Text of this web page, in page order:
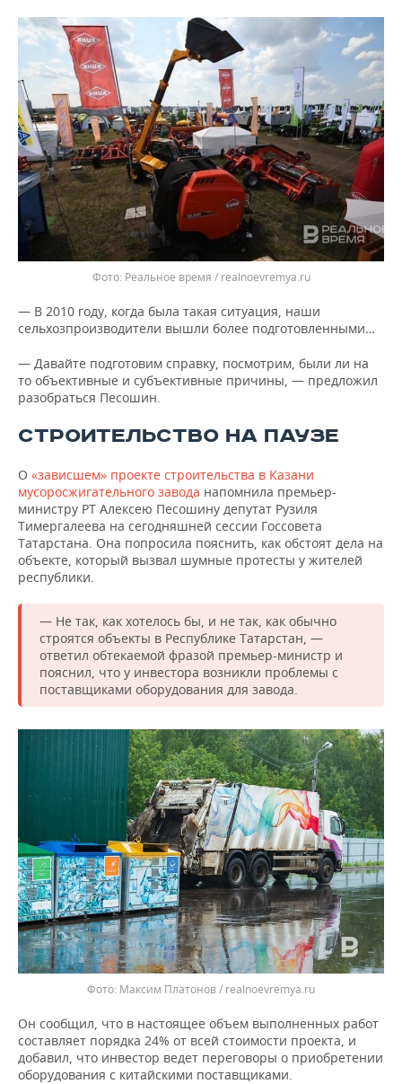
Реальное время / realnoevremya.ru
— В 2010 году, когда была такая ситуация, наши
сельхозпроизводители вышли более подготовленными…
— Давайте подготовим справку, посмотрим, были ли на
то объективные и субъективные причины, — предложил
разобраться Песошин.
СТРОИТЕЛЬСТВО НА ПАУЗЕ
О «зависшем» проекте строительства в Казани
мусоросжигательного завода напомнила премьер-
министру РТ Алексею Песошину депутат Рузиля
Тимергалеева на сегодняшней сессии Госсовета
Татарстана. Она попросила пояснить, как обстоят дела на
объекте, который вызвал шумные протесты у жителей
республики.
— Не так, как хотелось бы, и не так, как обычно
строятся объекты в Республике Татарстан, —
ответил обтекаемой фразой премьер-министр и
пояснил, что у инвестора возникли проблемы с
поставщиками оборудования для завода.
Максим Платонов / realnoevremya.ru
Он сообщил, что в настоящее объем выполненных работ
составляет порядка 24% от всей стоимости проекта, и
добавил, что инвестор ведет переговоры о приобретении
оборудования с китайскими поставщиками.